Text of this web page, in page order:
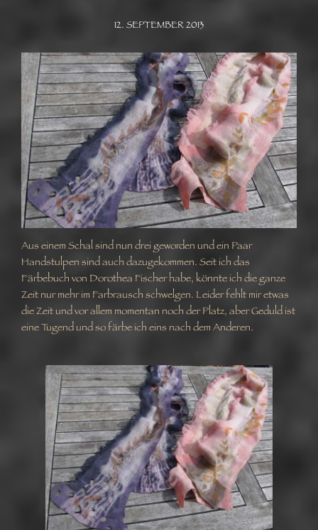
12. SEPTEMBER 2013
Aus einem Schal sind nun drei geworden und ein Paar
Handstulpen sind auch dazugekommen. Seit ich das
Färbebuch von Dorothea Fischer habe, könnte ich die ganze
Zeit nur mehr im Farbrausch schwelgen. Leider fehlt mir etwas
die Zeit und vor allem momentan noch der Platz, aber Geduld ist
eine Tugend und so färbe ich eins nach dem Anderen.